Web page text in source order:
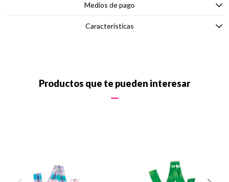
Medios de pago
Características
Productos que te pueden interesar